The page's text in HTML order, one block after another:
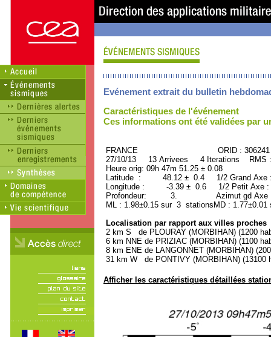
Evénement extrait du bulletin
Caractéristiques de l'événement
Ces informations ont été validées par
FRANCE ORID : 306241
27/10/13 13 Arrivees 4 Iterations RMS
Heure orig: 09h 47m 51.25 ± 0.08
Latitude : 48.12 ± 0.4 1/2 Grand
Longitude : -3.39 ± 0.6 1/2 Petit Axe
Profondeur: 3. Azimut gd Axe :
ML : 1.98±0.15 sur 3 stationsMD :
Localisation par rapport aux villes proches
2 km S de PLOURAY (MORBIHAN) (1200
6 km NNE de PRIZIAC (MORBIHAN) (1100
8 km ENE de LANGONNET (MORBIHAN)
31 km W de PONTIVY (MORBIHAN) (13100
Afficher les caractéristiques détaillées